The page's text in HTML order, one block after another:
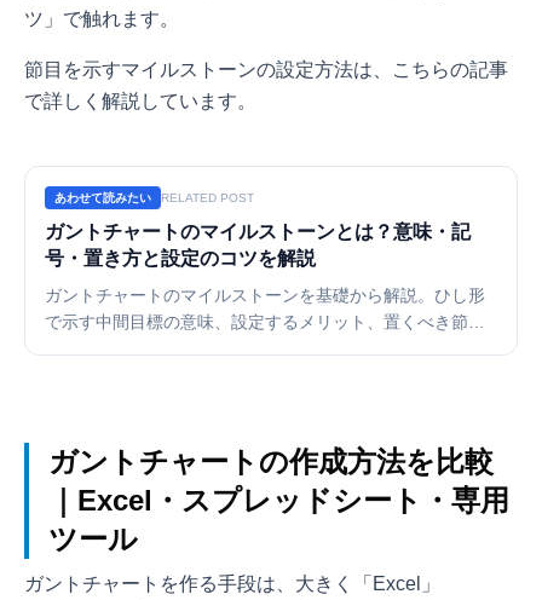
ツ」で触れます。
節目を示すマイルストーンの設定方法は、こちらの記事
で詳しく解説しています。
あわせて読みたい RELATED POST
ガントチャートのマイルストーンとは？意味・記
号・置き方と設定のコツを解説
ガントチャートのマイルストーンを基礎から解説。ひし形
で示す中間目標の意味、設定するメリット、置くべき節目
ガントチャートの作成方法を比較
｜Excel・スプレッドシート・専用
ツール
ガントチャートを作る手段は、大きく「Excel」